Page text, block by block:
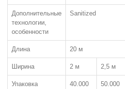
Петлевой одноуровневый
Петлевой разноуровневый
Дополнительные
технологии,
особенности
Sanitized
Длина 20 м
Ширина 2 м 2,5 м
Упаковка
40.000
50.000